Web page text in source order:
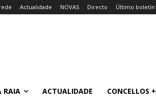
Actualidade NOVAS Directo Último boletín
RAIA ACTUALIDADE CONCELLOS +